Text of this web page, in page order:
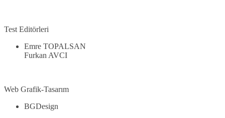
Test Editörleri
Emre TOPALSAN
Furkan AVCI
Web Grafik-Tasarım
BGDesign